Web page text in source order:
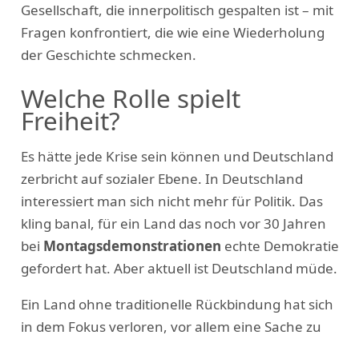
Gesellschaft, die innerpolitisch gespalten ist – mit
Fragen konfrontiert, die wie eine Wiederholung
der Geschichte schmecken.
Welche Rolle spielt
Freiheit?
Es hätte jede Krise sein können und Deutschland
zerbricht auf sozialer Ebene. In Deutschland
interessiert man sich nicht mehr für Politik. Das
kling banal, für ein Land das noch vor 30 Jahren
bei Montagsdemonstrationen echte Demokratie
gefordert hat. Aber aktuell ist Deutschland müde.
Ein Land ohne traditionelle Rückbindung hat sich
in dem Fokus verloren, vor allem eine Sache zu